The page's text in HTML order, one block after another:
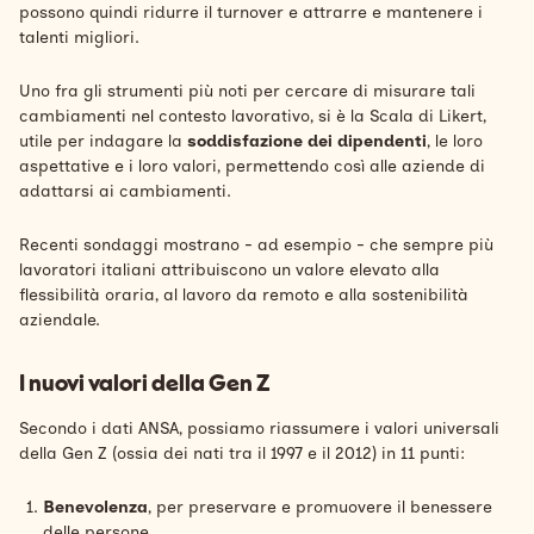
possono quindi ridurre il turnover e attrarre e mantenere i
talenti migliori.
Uno fra gli strumenti più noti per cercare di misurare tali
cambiamenti nel contesto lavorativo, si è la Scala di Likert,
utile per indagare la soddisfazione dei dipendenti, le loro
aspettative e i loro valori, permettendo così alle aziende di
adattarsi ai cambiamenti.
Recenti sondaggi mostrano - ad esempio - che sempre più
lavoratori italiani attribuiscono un valore elevato alla
flessibilità oraria, al lavoro da remoto e alla sostenibilità
aziendale.
I nuovi valori della Gen Z
Secondo i dati ANSA, possiamo riassumere i valori universali
della Gen Z (ossia dei nati tra il 1997 e il 2012) in 11 punti:
Benevolenza, per preservare e promuovere il benessere